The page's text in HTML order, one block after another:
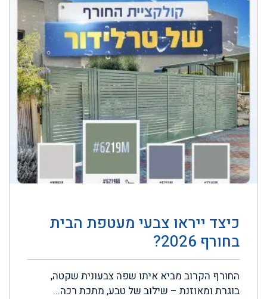
כיצד ייראו צבעי מעטפת הבית
בחורף 2026?
החורף הקרוב מביא איתו שפה צבעונית שקטה,
בוגרת ומאוזנת – שילוב של טבע, מתכת רכה...